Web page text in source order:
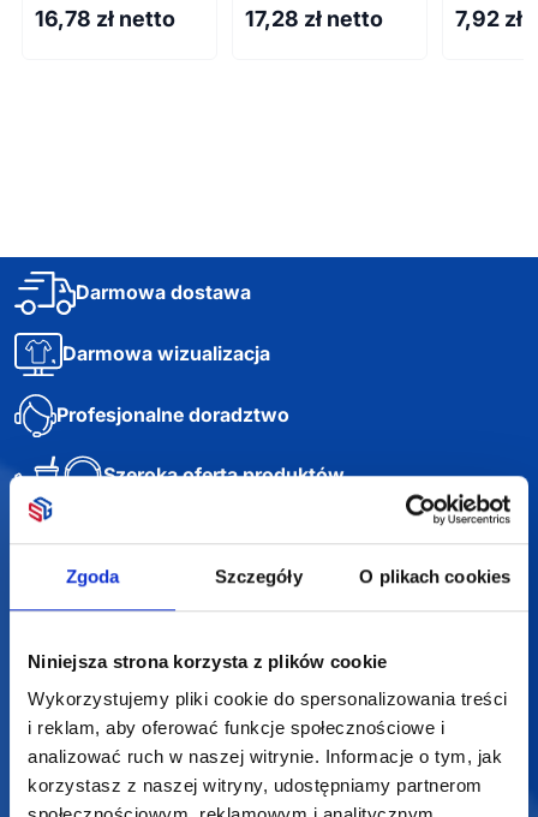
Zgoda Szczegóły O plikach cookies
Niniejsza strona korzysta z plików cookie
Wykorzystujemy pliki cookie do spersonalizowania treści
i reklam, aby oferować funkcje społecznościowe i
analizować ruch w naszej witrynie. Informacje o tym, jak
korzystasz z naszej witryny, udostępniamy partnerom
16,78 zł netto 17,28 zł netto 7,92 zł
Darmowa dostawa
Darmowa wizualizacja
Profesjonalne doradztwo
Szeroka oferta produktów
JAKUB LIEBELT
Osiecza Pierwsza 29
62-586 Rzgów
NIP: 6652893990
KONTAKT